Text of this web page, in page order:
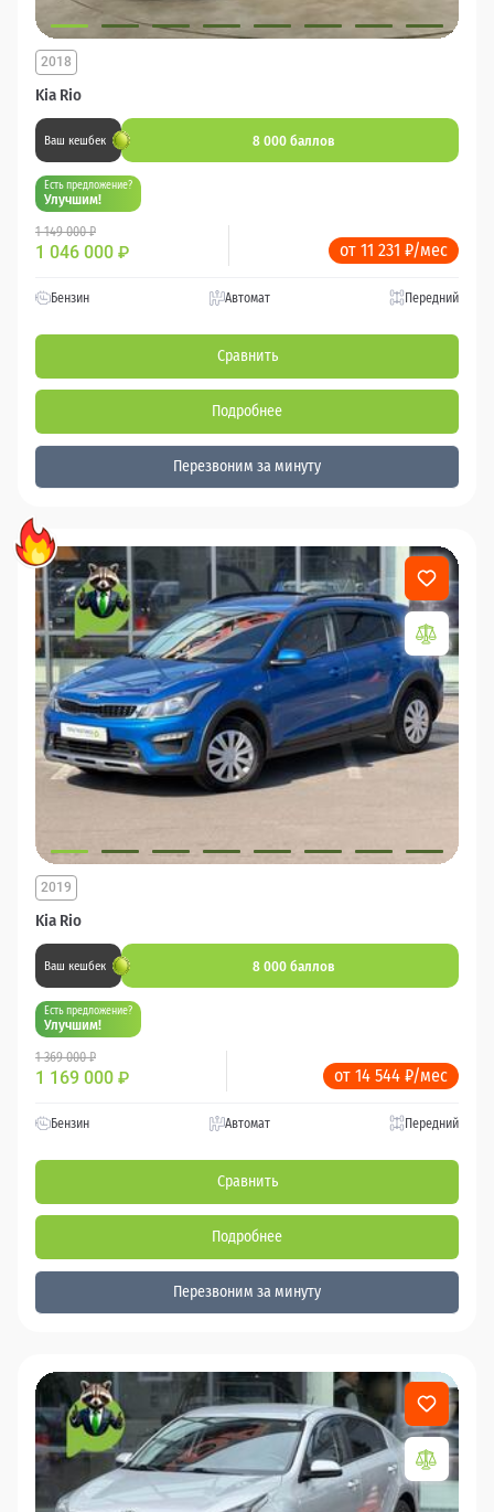
Kia Rio
2018
Ваш кешбек 8 000 баллов
Есть предложение?
Улучшим!
1 149 000 ₽
1 046 000 ₽ от 11 231 ₽/мес
Бензин Автомат Передний
Сравнить
Подробнее
Перезвоним за минуту
Kia Rio
2019
Ваш кешбек 8 000 баллов
Есть предложение?
Улучшим!
1 369 000 ₽
1 169 000 ₽ от 14 544 ₽/мес
Бензин Автомат Передний
Сравнить
Подробнее
Перезвоним за минуту